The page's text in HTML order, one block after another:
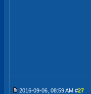
2016-09-06, 08:59 AM #27